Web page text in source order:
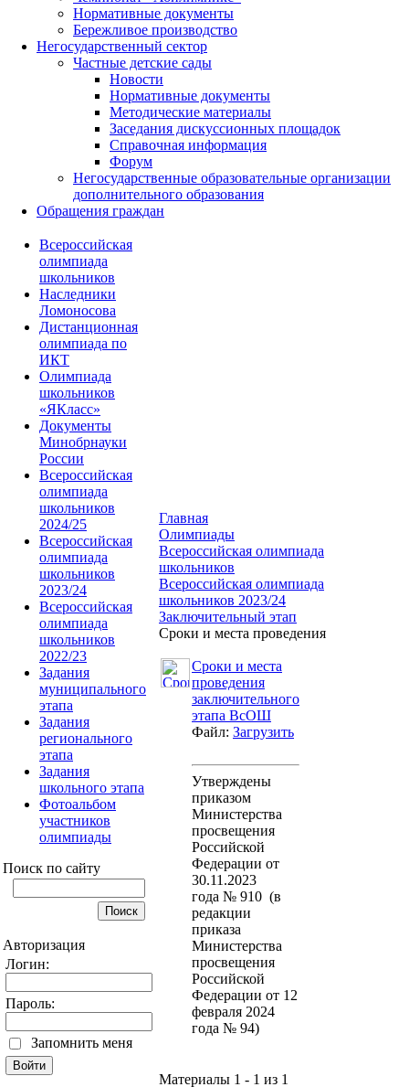
Нормативные документы
Бережливое производство
Негосударственный сектор
Частные детские сады
Новости
Нормативные документы
Методические материалы
Заседания дискуссионных площадок
Справочная информация
Форум
Негосударственные образовательные организации
дополнительного образования
Обращения граждан
Всероссийская
олимпиада
школьников
Наследники
Ломоносова
Дистанционная
олимпиада по
ИКТ
Олимпиада
школьников
«ЯКласс»
Документы
Минобрнауки
России
Всероссийская
олимпиада
школьников
2024/25
Всероссийская
олимпиада
школьников
2023/24
Всероссийская
олимпиада
школьников
2022/23
Задания
муниципального
этапа
Задания
регионального
этапа
Задания
школьного этапа
Фотоальбом
участников
олимпиады
Поиск по сайту
Авторизация
Логин:
Пароль:
Запомнить меня
Главная
Олимпиады
Всероссийская олимпиада
школьников
Всероссийская олимпиада
школьников 2023/24
Заключительный этап
Сроки и места проведения
Сроки и места
проведения
заключительного
этапа ВсОШ
Файл: Загрузить
Утверждены
приказом
Министерства
просвещения
Российской
Федерации от
30.11.2023
года № 910 (в
редакции
приказа
Министерства
просвещения
Российской
Федерации от 12
февраля 2024
года № 94)
Материалы 1 - 1 из 1